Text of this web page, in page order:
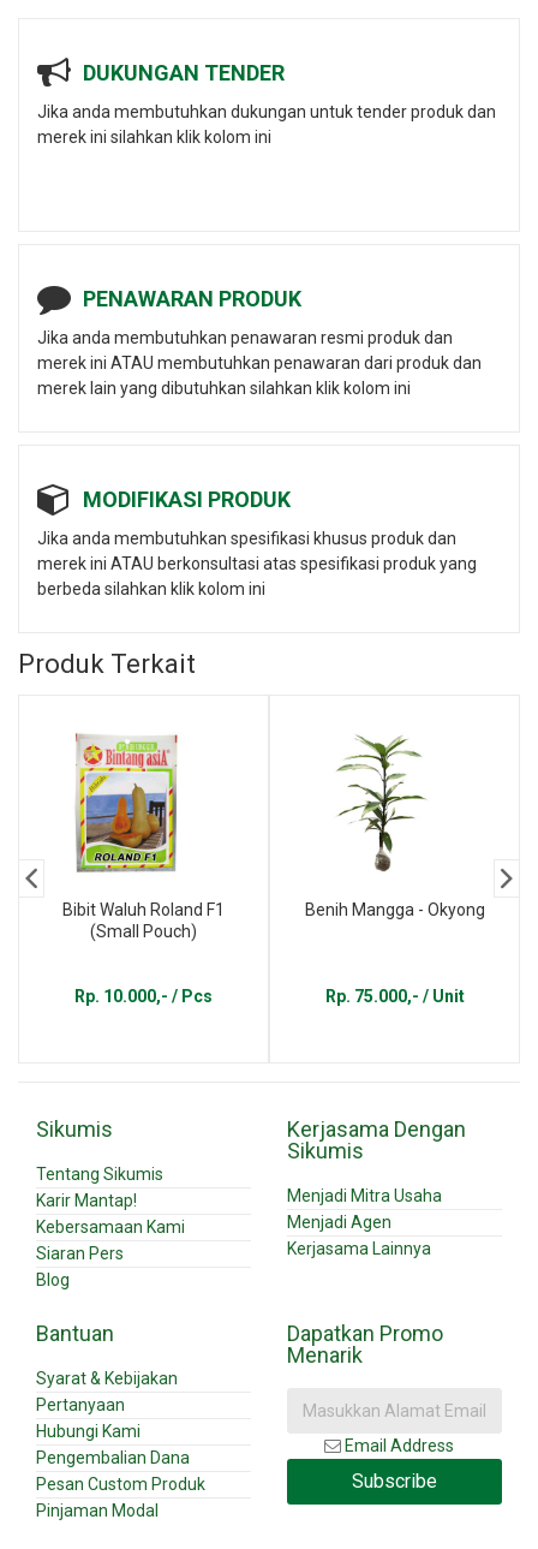
DUKUNGAN TENDER
Jika anda membutuhkan dukungan untuk tender produk dan
merek ini silahkan klik kolom ini
PENAWARAN PRODUK
Jika anda membutuhkan penawaran resmi produk dan
merek ini ATAU membutuhkan penawaran dari produk dan
merek lain yang dibutuhkan silahkan klik kolom ini
MODIFIKASI PRODUK
Jika anda membutuhkan spesifikasi khusus produk dan
merek ini ATAU berkonsultasi atas spesifikasi produk yang
berbeda silahkan klik kolom ini
Produk Terkait
Bibit Waluh Roland F1
(Small Pouch)
Rp. 10.000,- / Pcs
Benih Mangga - Okyong
Rp. 75.000,- / Unit
Sikumis
Tentang Sikumis
Karir Mantap!
Kebersamaan Kami
Siaran Pers
Blog
Kerjasama Dengan
Sikumis
Menjadi Mitra Usaha
Menjadi Agen
Kerjasama Lainnya
Bantuan
Syarat & Kebijakan
Pertanyaan
Hubungi Kami
Pengembalian Dana
Pesan Custom Produk
Pinjaman Modal
Dapatkan Promo
Menarik
Email Address
Subscribe